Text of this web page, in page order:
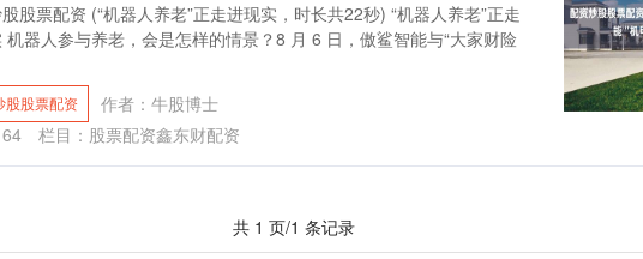
股票配资 (“机器人养老”正走进现实，时长共22秒) “机器人养老”正走
机器人参与养老，会是怎样的情景？8 月 6 日，傲鲨智能与“大家财险
股股票配资
作者：牛股博士
64 栏目： 股票配资鑫东财配资
共 1 页/1 条记录